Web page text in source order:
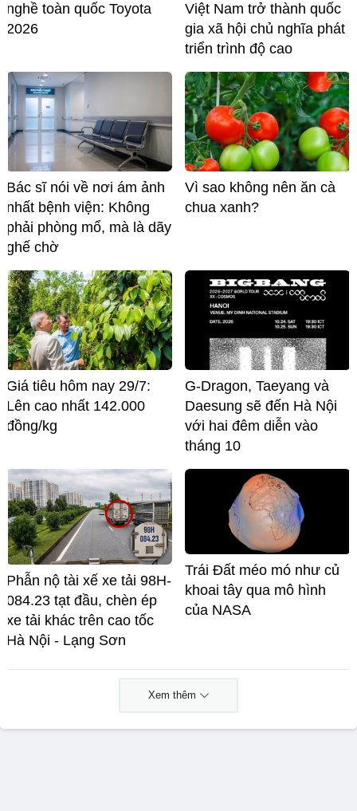
nghề toàn quốc Toyota
2026
Việt Nam trở thành quốc
gia xã hội chủ nghĩa phát
triển trình độ cao
Bác sĩ nói về nơi ám ảnh
nhất bệnh viện: Không
phải phòng mổ, mà là dãy
ghế chờ
Vì sao không nên ăn cà
chua xanh?
Giá tiêu hôm nay 29/7:
Lên cao nhất 142.000
đồng/kg
G-Dragon, Taeyang và
Daesung sẽ đến Hà Nội
với hai đêm diễn vào
tháng 10
Phẫn nộ tài xế xe tải 98H-
084.23 tạt đầu, chèn ép
xe tải khác trên cao tốc
Hà Nội - Lạng Sơn
Trái Đất méo mó như củ
khoai tây qua mô hình
của NASA
Xem thêm